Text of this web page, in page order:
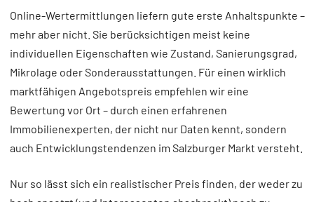
Online-Wertermittlungen liefern gute erste Anhaltspunkte –
mehr aber nicht. Sie berücksichtigen meist keine
individuellen Eigenschaften wie Zustand, Sanierungsgrad,
Mikrolage oder Sonderausstattungen. Für einen wirklich
marktfähigen Angebotspreis empfehlen wir eine
Bewertung vor Ort – durch einen erfahrenen
Immobilienexperten, der nicht nur Daten kennt, sondern
auch Entwicklungstendenzen im Salzburger Markt versteht.
Nur so lässt sich ein realistischer Preis finden, der weder zu